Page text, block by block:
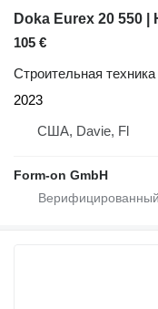
Doka Eurex 20 550
105 €
Строительная
2023
США, Davie, Fl
Form-on GmbH